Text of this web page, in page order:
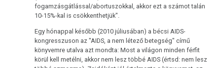
Metasztázisok
fogamzásgátlással/abortuszokkal, akkor ezt a számot talán
10-15%-kal is csökkenthetjük".
Egy hónappal később (2010 júliusában) a bécsi AIDS-
kongresszuson az "AIDS, a nem létező betegség" című
könyvemre utalva azt mondta: Most a világon minden férfit
körül kell metélni, akkor nem lesz többé AIDS (értsd: nem lesz